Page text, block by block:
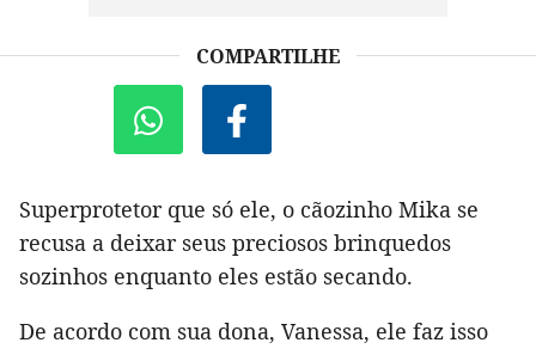
COMPARTILHE
Superprotetor que só ele, o cãozinho Mika se
recusa a deixar seus preciosos brinquedos
sozinhos enquanto eles estão secando.
De acordo com sua dona, Vanessa, ele faz isso